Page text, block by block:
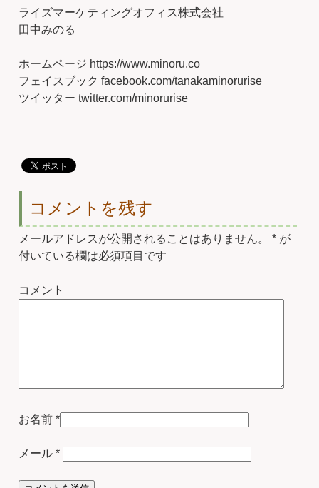
ライズマーケティングオフィス株式会社
田中みのる
ホームページ https://www.minoru.co
フェイスブック facebook.com/tanakaminorurise
ツイッター twitter.com/minorurise
コメントを残す
メールアドレスが公開されることはありません。 * が
付いている欄は必須項目です
コメント
お名前 *
メール*